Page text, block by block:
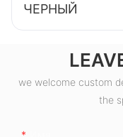
ЧЕРНЫЙ
we welcome custom
the